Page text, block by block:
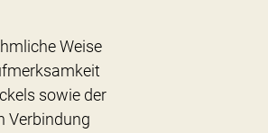
Weise
sowie der
Verbindung